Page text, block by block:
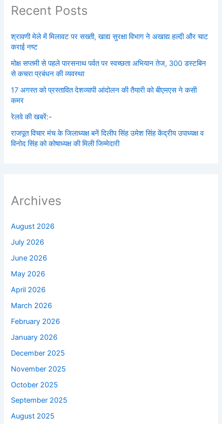
Recent Posts
श्रावणी मेले में मिलावट पर सख्ती, खाद्य सुरक्षा विभाग ने अखाद्य हल्दी और चाट
कराई नष्ट
मोक्ष सप्तमी से पहले पारसनाथ पर्वत पर स्वच्छता अभियान तेज, 300 डस्टबिन
से कचरा प्रबंधन की व्यवस्था
17 अगस्त को प्रस्तावित देशव्यापी आंदोलन की तैयारी को बीएमएस ने कसी
कमर
रेलवे की खबरें:-
राजपूत विचार मंच के जिलाध्यक्ष बनें‌ दिलीप सिंह उमेश सिंह केंद्रीय उपाध्यक्ष व
विनोद सिंह को कोषाध्यक्ष की मिली जिम्मेदारी
Archives
August 2026
July 2026
June 2026
May 2026
April 2026
March 2026
February 2026
January 2026
December 2025
November 2025
October 2025
September 2025
August 2025